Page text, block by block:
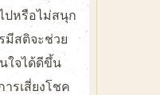
ปหรือไม่สนุก
มีสติจะช่วย
ใจได้ดีขึ้น
รเสี่ยงโชค